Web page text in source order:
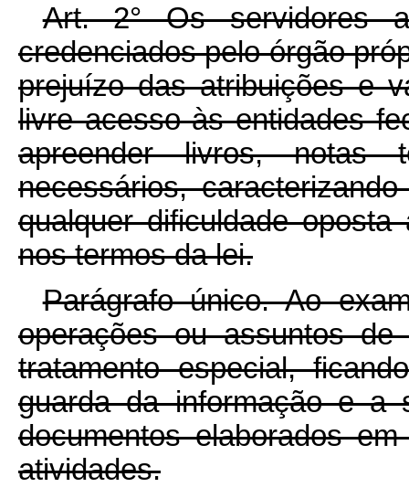
Art. 2° Os servidores
credenciados pelo órgão
prejuízo das atribuições e
livre acesso às entidades
apreender livros, notas
necessários,
qualquer dificuldade
nos termos da lei.
Parágrafo único. Ao
operações ou assuntos
tratamento especial,
guarda da informação e a
documentos elaborados
atividades.